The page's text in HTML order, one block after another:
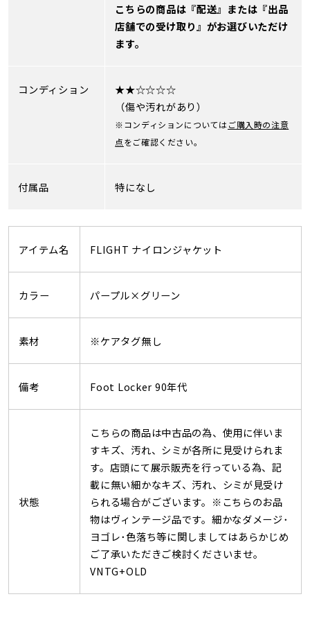
こちらの商品は『配送』または『出品
店舗での受け取り』がお選びいただけ
ます。
コンディション
★★☆☆☆☆
（傷や汚れがあり）
※コンディションについてはご購入時の注意
点をご確認ください。
付属品 特になし
アイテム名 FLIGHT ナイロンジャケット
カラー パープル×グリーン
素材 ※ケアタグ無し
備考 Foot Locker 90年代
状態
こちらの商品は中古品の為、使用に伴いま
すキズ、汚れ、シミが各所に見受けられま
す。店頭にて展示販売を行っている為、記
載に無い細かなキズ、汚れ、シミが見受け
られる場合がございます。※こちらのお品
物はヴィンテージ品です。細かなダメージ･
ヨゴレ･色落ち等に関しましてはあらかじめ
ご了承いただきご検討くださいませ。
VNTG+OLD